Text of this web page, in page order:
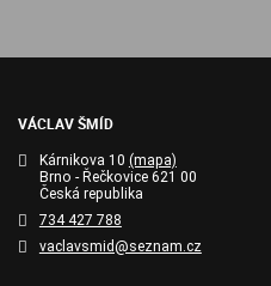
VÁCLAV ŠMÍD
Kárnikova 10 (mapa)
Brno - Řečkovice 621 00
Česká republika
734 427 788
vaclavsmid@seznam.cz